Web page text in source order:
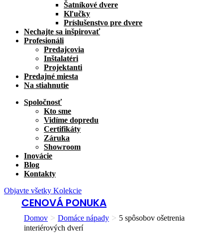
Šatníkové dvere
Kľučky
Príslušenstvo pre dvere
Nechajte sa inšpirovať
Profesionáli
Predajcovia
Inštalatéri
Projektanti
Predajné miesta
Na stiahnutie
Spoločnosť
Kto sme
Vidíme dopredu
Certifikáty
Záruka
Showroom
Inovácie
Blog
Kontakty
Objavte všetky Kolekcie
CENOVÁ PONUKA
Domov > Domáce nápady > 5 spôsobov ošetrenia
interiérových dverí